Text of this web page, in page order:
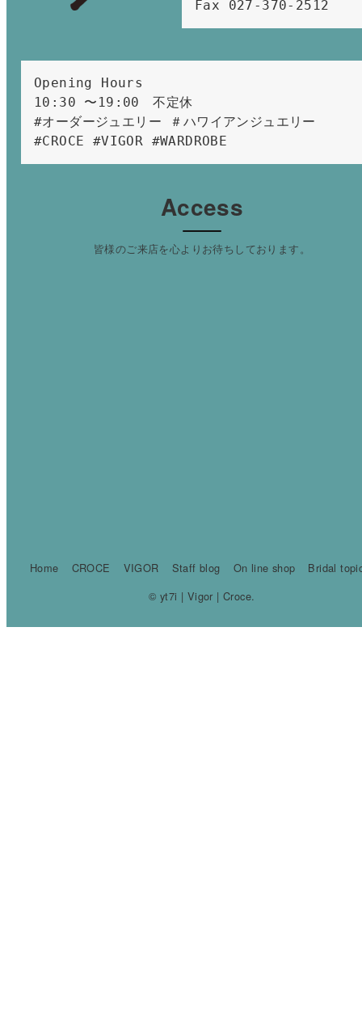
Fax 027-370-2512
Opening Hours
10:30 〜19:00　不定休
#オーダージュエリー ＃ハワイアンジュエリー
#CROCE #VIGOR #WARDROBE
Access
皆様のご来店を心よりお待ちしております。
Home CROCE VIGOR Staff blog On line shop
Bridal
© yt7i | Vigor | Croce.